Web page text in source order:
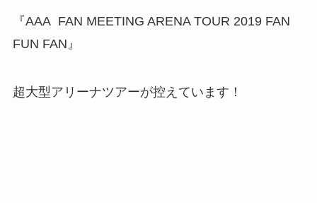
『AAA FAN MEETING ARENA TOUR 2019 FAN
FUN FAN』
超大型アリーナツアーが控えています！